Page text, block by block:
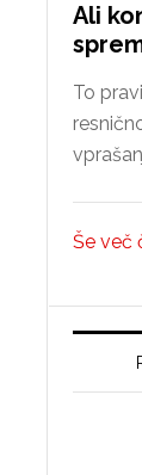
Ali
To
Še več